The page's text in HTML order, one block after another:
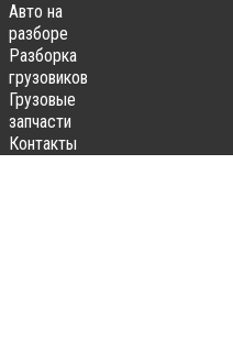
Авто на
разборе
Разборка
грузовиков
Грузовые
запчасти
Контакты